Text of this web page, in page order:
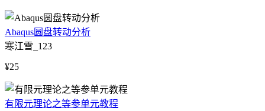
Abaqus圆盘转动分析
寒江雪_123
¥25
有限元理论之等参单元教程